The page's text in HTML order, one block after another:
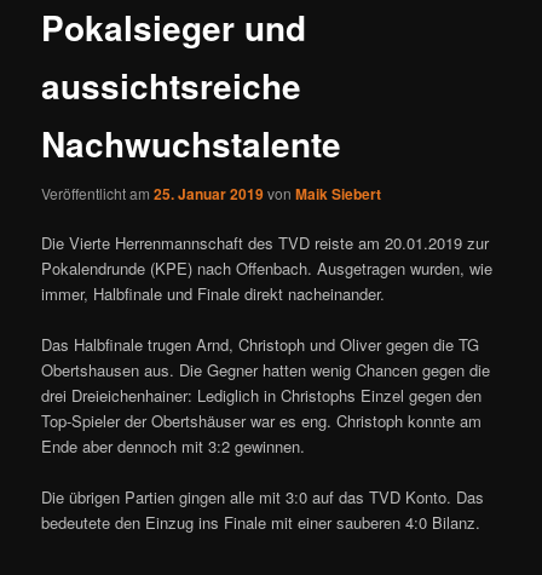
Pokalsieger und
aussichtsreiche
Nachwuchstalente
Veröffentlicht am25. Januar 2019vonMaik Siebert
Die Vierte Herrenmannschaft des TVD reiste am 20.01.2019 zur
Pokalendrunde (KPE) nach Offenbach. Ausgetragen wurden, wie
immer, Halbfinale und Finale direkt nacheinander.
Das Halbfinale trugen Arnd, Christoph und Oliver gegen die TG
Obertshausen aus. Die Gegner hatten wenig Chancen gegen die
drei Dreieichenhainer: Lediglich in Christophs Einzel gegen den
Top-Spieler der Obertshäuser war es eng. Christoph konnte am
Ende aber dennoch mit 3:2 gewinnen.
Die übrigen Partien gingen alle mit 3:0 auf das TVD Konto. Das
bedeutete den Einzug ins Finale mit einer sauberen 4:0 Bilanz.